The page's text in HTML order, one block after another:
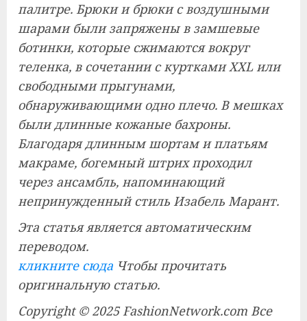
палитре. Брюки и брюки с воздушными
шарами были запряжены в замшевые
ботинки, которые сжимаются вокруг
теленка, в сочетании с куртками XXL или
свободными прыгунами,
обнаруживающими одно плечо. В мешках
были длинные кожаные бахроны.
Благодаря длинным шортам и платьям
макраме, богемный штрих проходил
через ансамбль, напоминающий
непринужденный стиль Изабель Марант.
Эта статья является автоматическим
переводом.
кликните сюда Чтобы прочитать
оригинальную статью.
Copyright © 2025 FashionNetwork.com Все